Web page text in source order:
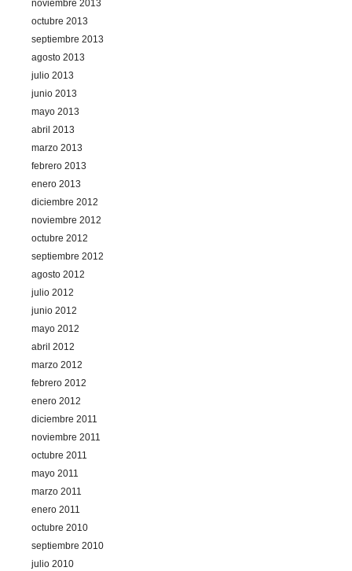
noviembre 2013
octubre 2013
septiembre 2013
agosto 2013
julio 2013
junio 2013
mayo 2013
abril 2013
marzo 2013
febrero 2013
enero 2013
diciembre 2012
noviembre 2012
octubre 2012
septiembre 2012
agosto 2012
julio 2012
junio 2012
mayo 2012
abril 2012
marzo 2012
febrero 2012
enero 2012
diciembre 2011
noviembre 2011
octubre 2011
mayo 2011
marzo 2011
enero 2011
octubre 2010
septiembre 2010
julio 2010